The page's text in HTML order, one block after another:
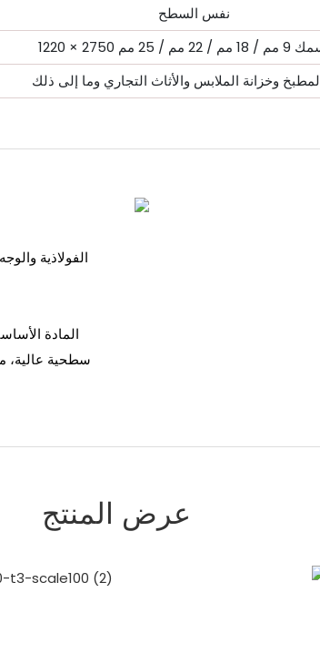
نفس السطح
مم / 22 مم / 25 مم
وخزانة الملابس والأثاث التجاري وما إلى ذلك
المادة
سطحية عالية،
عرض المنتج